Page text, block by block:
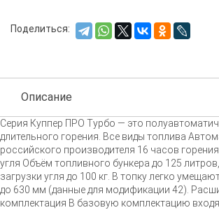
Поделиться:
Описание
Серия Куппер ПРО Турбо — это
длительного горения. Все виды топлива
российского производителя 16 часов
угля Объём топливного бункера до 125
загрузки угля до 100 кг. В топку легко
до 630 мм (данные для модификации 42).
комплектация В базовую комплектацию